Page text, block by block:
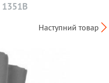
1351B
Наступний товар